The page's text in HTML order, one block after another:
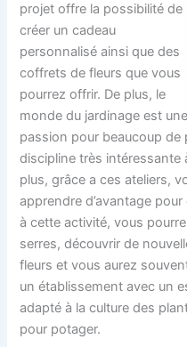
projet offre la possibilité de
créer un cadeau
personnalisé ainsi que des
coffrets de fleurs que vous
pourrez offrir. De plus, le
monde du jardinage est une
passion pour beaucoup de
discipline très intéressante
plus, grâce a ces ateliers,
apprendre d’avantage pour
à cette activité, vous
serres, découvrir de
fleurs et vous aurez
un établissement avec un
adapté à la culture des
pour potager.